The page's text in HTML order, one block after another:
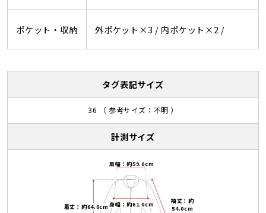
ポケット・収納 外ポケット×3 / 内ポケット×2 /
タグ表記サイズ
36 （ 参考サイズ：不明 ）
計測サイズ
肩幅：約59.0cm
身幅：約61.0cm
袖丈：約
54.0cm
着丈：約64.0cm